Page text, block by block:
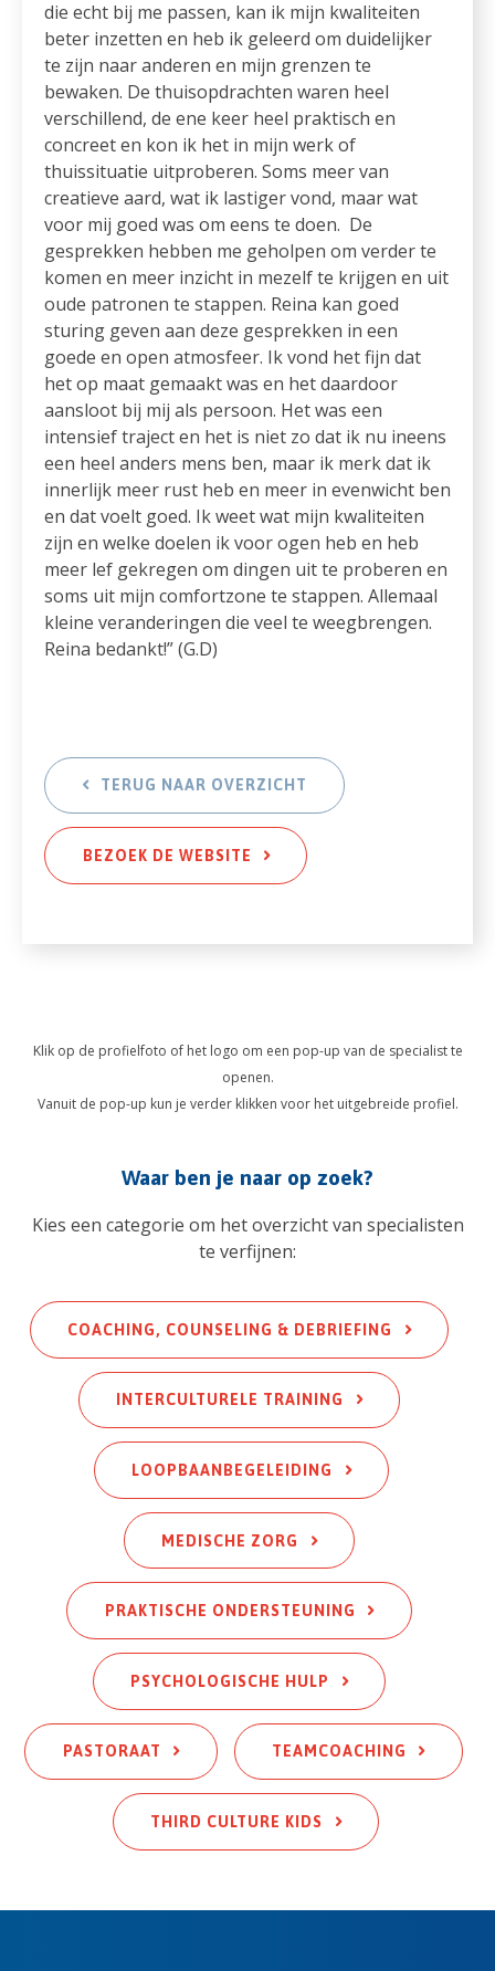
die echt bij me passen, kan ik mijn kwaliteiten
beter inzetten en heb ik geleerd om duidelijker
te zijn naar anderen en mijn grenzen te
bewaken. De thuisopdrachten waren heel
verschillend, de ene keer heel praktisch en
concreet en kon ik het in mijn werk of
thuissituatie uitproberen. Soms meer van
creatieve aard, wat ik lastiger vond, maar wat
voor mij goed was om eens te doen. De
gesprekken hebben me geholpen om verder te
komen en meer inzicht in mezelf te krijgen en uit
oude patronen te stappen. Reina kan goed
sturing geven aan deze gesprekken in een
goede en open atmosfeer. Ik vond het fijn dat
het op maat gemaakt was en het daardoor
aansloot bij mij als persoon. Het was een
intensief traject en het is niet zo dat ik nu ineens
een heel anders mens ben, maar ik merk dat ik
innerlijk meer rust heb en meer in evenwicht ben
en dat voelt goed. Ik weet wat mijn kwaliteiten
zijn en welke doelen ik voor ogen heb en heb
meer lef gekregen om dingen uit te proberen en
soms uit mijn comfortzone te stappen. Allemaal
kleine veranderingen die veel te weegbrengen.
Reina bedankt!” (G.D)
TERUG NAAR OVERZICHT
BEZOEK DE WEBSITE
Klik op de profielfoto of het logo om een pop-up van de specialist te
openen.
Vanuit de pop-up kun je verder klikken voor het uitgebreide profiel.
Waar ben je naar op zoek?
Kies een categorie om het overzicht van specialisten
te verfijnen:
COACHING, COUNSELING & DEBRIEFING
INTERCULTURELE TRAINING
LOOPBAANBEGELEIDING
MEDISCHE ZORG
PRAKTISCHE ONDERSTEUNING
PSYCHOLOGISCHE HULP
PASTORAAT TEAMCOACHING
THIRD CULTURE KIDS